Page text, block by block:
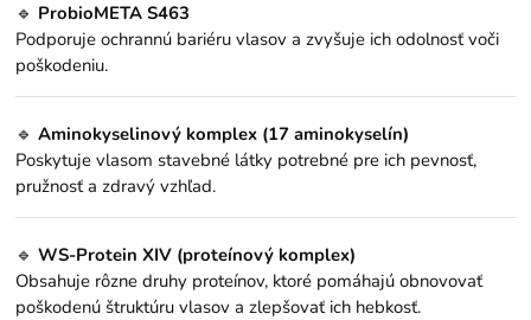
🔹 ProbioMETA S463
Podporuje ochrannú bariéru vlasov a zvyšuje ich odolnosť voči
poškodeniu.
🔹Aminokyselinový komplex (17 aminokyselín)
Poskytuje vlasom stavebné látky potrebné pre ich pevnosť,
pružnosť a zdravý vzhľad.
🔹WS-Protein XIV (proteínový komplex)
Obsahuje rôzne druhy proteínov, ktoré pomáhajú obnovovať
poškodenú štruktúru vlasov a zlepšovať ich hebkosť.